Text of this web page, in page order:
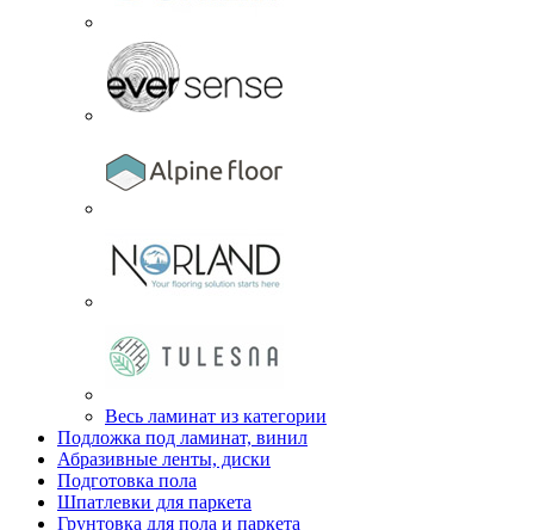
Весь ламинат из категории
Подложка под ламинат, винил
Абразивные ленты, диски
Подготовка пола
Шпатлевки для паркета
Грунтовка для пола и паркета